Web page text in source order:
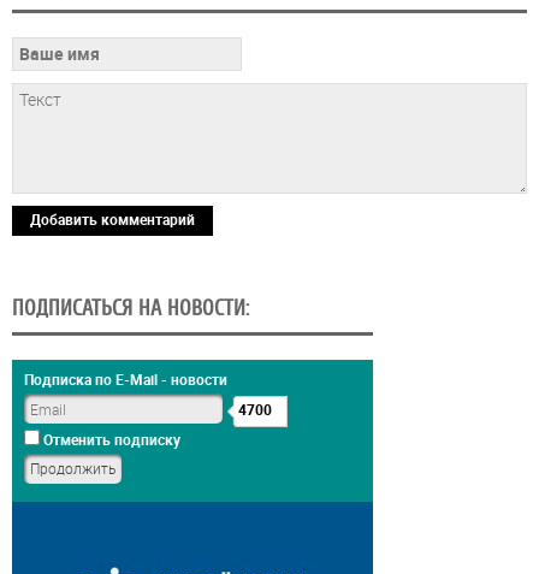
Добавить комментарий
ПОДПИСАТЬСЯ НА НОВОСТИ:
Подписка по E-Mail - новости
4700
Отменить подписку